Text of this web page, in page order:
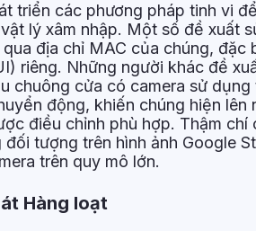
triển các phương pháp tinh vi
lý xâm nhập. Một số đề xuất
địa chỉ MAC của chúng, đặc
riêng. Những người khác đề
chuông cửa có camera sử dụng
động, khiến chúng hiện lên
điều chỉnh phù hợp. Thậm chí
tượng trên hình ảnh Google
trên quy mô lớn.
Hàng loạt